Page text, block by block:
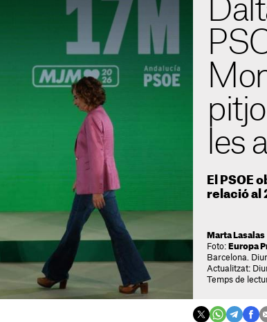
les
El PSOE
relació al
Marta Lasalas
Foto: Europa
Barcelona.
Actualitzat:
Temps de